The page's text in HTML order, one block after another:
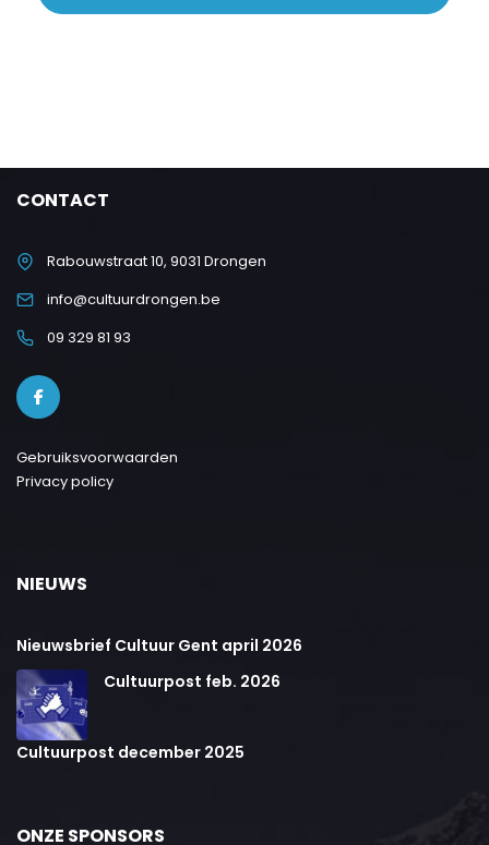
CONTACT
Rabouwstraat 10, 9031 Drongen
info@cultuurdrongen.be
09 329 81 93
Gebruiksvoorwaarden
Privacy policy
NIEUWS
Nieuwsbrief Cultuur Gent april 2026
Cultuurpost feb. 2026
Cultuurpost december 2025
ONZE SPONSORS